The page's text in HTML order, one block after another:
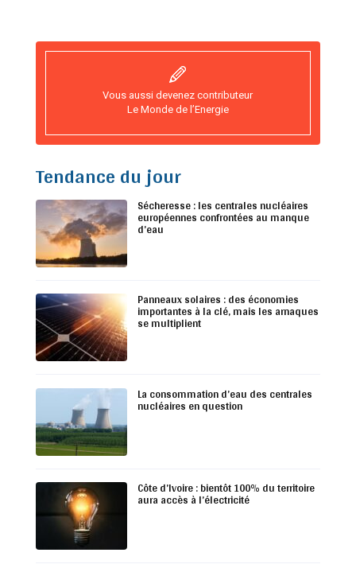
Vous aussi devenez contributeur
Le Monde de l’Energie
Tendance du jour
Sécheresse : les centrales nucléaires
européennes confrontées au manque
d’eau
Panneaux solaires : des économies
importantes à la clé, mais les arnaques
se multiplient
La consommation d’eau des centrales
nucléaires en question
Côte d’Ivoire : bientôt 100% du territoire
aura accès à l’électricité